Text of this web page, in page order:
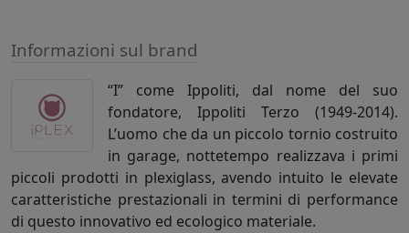
Informazioni sul brand
“I” come Ippoliti, dal nome del suo
fondatore, Ippoliti Terzo (1949-2014).
L’uomo che da un piccolo tornio costruito
in garage, nottetempo realizzava i primi
piccoli prodotti in plexiglass, avendo intuito le elevate
caratteristiche prestazionali in termini di performance
di questo innovativo ed ecologico materiale.